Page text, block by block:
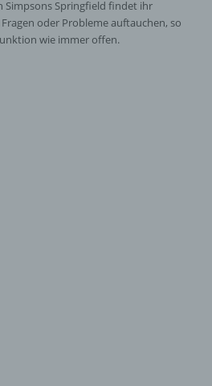
Simpsons Springfield findet ihr
oder Probleme auftauchen, so
wie immer offen.